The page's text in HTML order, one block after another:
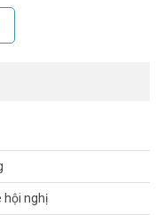
WH63
hội nghị
hội nghị